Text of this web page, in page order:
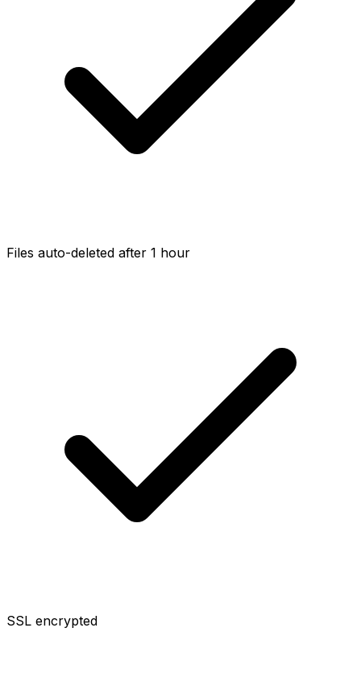
Files auto-deleted after 1 hour
SSL encrypted